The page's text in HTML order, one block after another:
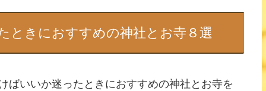
ときにおすすめの神社とお寺８選
ばいいか迷ったときにおすすめの神社とお寺を